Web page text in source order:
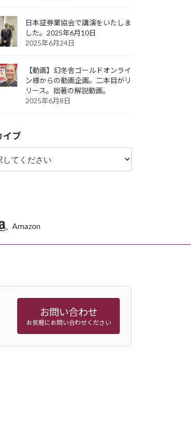
日本証券業協会で講演をいたしま
した。2025年6月10日
2025年6月24日
【動画】幻冬舎ゴールドオンライ
ン様からの動画企画。二本目がリ
リース。拙著の解説動画。
2025年6月8日
イブ
Amazon
お問い合わせ
お気軽にお問い合わせください